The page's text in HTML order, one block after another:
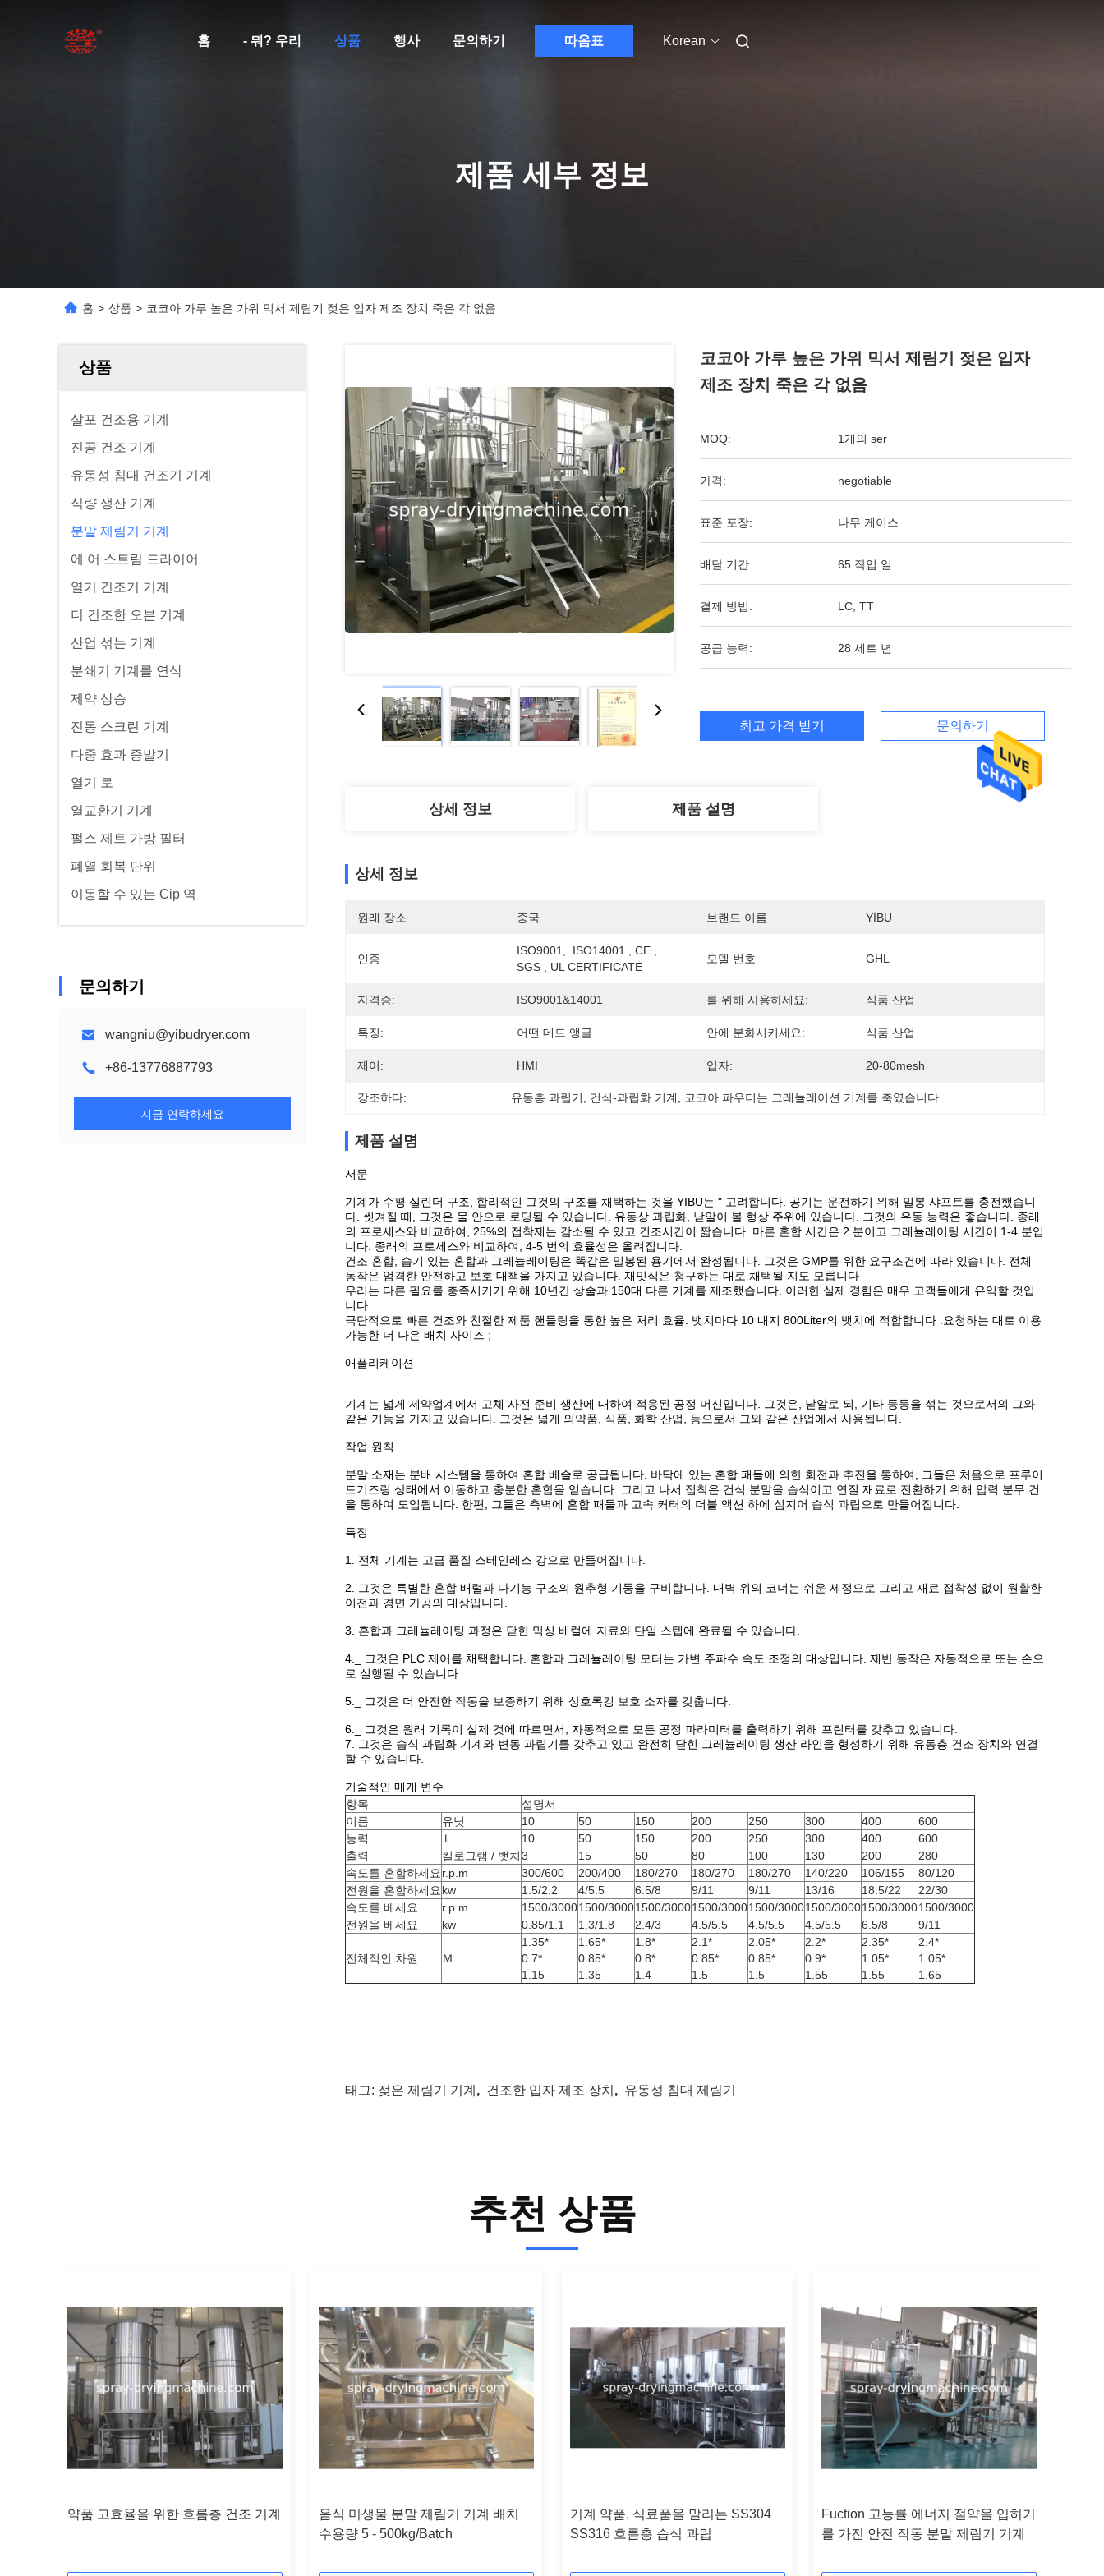
홈 - 뭐? 우리 상품 행사 문의하기 따옴표 Korean
제품 세부 정보
홈 > 상품 > 코코아 가루 높은 가위 믹서 제림기 젖은 입자 제조 장치 죽은 각 없음
상품
살포 건조용 기계
진공 건조 기계
유동성 침대 건조기 기계
식량 생산 기계
분말 제림기 기계
에 어 스트림 드라이어
열기 건조기 기계
더 건조한 오븐 기계
산업 섞는 기계
분쇄기 기계를 연삭
제약 상승
진동 스크린 기계
다중 효과 증발기
열기 로
열교환기 기계
펄스 제트 가방 필터
폐열 회복 단위
이동할 수 있는 Cip 역
문의하기
wangniu@yibudryer.com
+86-13776887793
지금 연락하세요
코코아 가루 높은 가위 믹서 제림기 젖은 입자
제조 장치 죽은 각 없음
MOQ: 1개의 ser
가격: negotiable
표준 포장: 나무 케이스
배달 기간: 65 작업 일
결제 방법: LC, TT
공급 능력: 28 세트 년
최고 가격 받기 문의하기
상세 정보 제품 설명
상세 정보
원래 장소 중국 브랜드 이름 YIBU
인증
ISO9001,  ISO14001 , CE ,
SGS , UL CERTIFICATE
모델 번호 GHL
자격증: ISO9001&14001 를 위해 사용하세요: 식품 산업
특징: 어떤 데드 앵글 안에 분화시키세요: 식품 산업
제어: HMI 입자: 20-80mesh
강조하다: 유동층 과립기 건식-과립화 기계 코코아 파우더는 그레뉼레이션 기계를 축였습니다
제품 설명
서문
기계가 수평 실린더 구조, 합리적인 그것의 구조를 채택하는 것을 YIBU는 " 고려합니다. 공기는 운전하기 위해 밀봉 샤프트를 충전했습니
다. 씻겨질 때, 그것은 물 안으로 로딩될 수 있습니다. 유동상 과립화, 낟알이 볼 형상 주위에 있습니다. 그것의 유동 능력은 좋습니다. 종래
의 프로세스와 비교하여, 25%의 접착제는 감소될 수 있고 건조시간이 짧습니다. 마른 혼합 시간은 2 분이고 그레뉼레이팅 시간이 1-4 분입
니다. 종래의 프로세스와 비교하여, 4-5 번의 효율성은 올려집니다.
건조 혼합, 습기 있는 혼합과 그레뉼레이팅은 똑같은 밀봉된 용기에서 완성됩니다. 그것은 GMP를 위한 요구조건에 따라 있습니다. 전체
동작은 엄격한 안전하고 보호 대책을 가지고 있습니다. 재밋식은 청구하는 대로 채택될 지도 모릅니다
우리는 다른 필요를 충족시키기 위해 10년간 상술과 150대 다른 기계를 제조했습니다. 이러한 실제 경험은 매우 고객들에게 유익할 것입
니다.
극단적으로 빠른 건조와 친절한 제품 핸들링을 통한 높은 처리 효율. 뱃치마다 10 내지 800Liter의 뱃치에 적합합니다 .요청하는 대로 이용
가능한 더 나은 배치 사이즈 ;
애플리케이션
기계는 넓게 제약업계에서 고체 사전 준비 생산에 대하여 적용된 공정 머신입니다. 그것은, 낟알로 되, 기타 등등을 섞는 것으로서의 그와
같은 기능을 가지고 있습니다. 그것은 넓게 의약품, 식품, 화학 산업, 등으로서 그와 같은 산업에서 사용됩니다.
작업 원칙
분말 소재는 분배 시스템을 통하여 혼합 베슬로 공급됩니다. 바닥에 있는 혼합 패들에 의한 회전과 추진을 통하여, 그들은 처음으로 프루이
드기즈링 상태에서 이동하고 충분한 혼합을 얻습니다. 그리고 나서 접착은 건식 분말을 습식이고 연질 재료로 전환하기 위해 압력 분무 건
을 통하여 도입됩니다. 한편, 그들은 측벽에 혼합 패들과 고속 커터의 더블 액션 하에 심지어 습식 과립으로 만들어집니다.
특징
1. 전체 기계는 고급 품질 스테인레스 강으로 만들어집니다.
2. 그것은 특별한 혼합 배럴과 다기능 구조의 원추형 기둥을 구비합니다. 내벽 위의 코너는 쉬운 세정으로 그리고 재료 접착성 없이 원활한
이전과 경면 가공의 대상입니다.
3. 혼합과 그레뉼레이팅 과정은 닫힌 믹싱 배럴에 자료와 단일 스텝에 완료될 수 있습니다.
4._ 그것은 PLC 제어를 채택합니다. 혼합과 그레뉼레이팅 모터는 가변 주파수 속도 조정의 대상입니다. 제반 동작은 자동적으로 또는 손으
로 실행될 수 있습니다.
5._ 그것은 더 안전한 작동을 보증하기 위해 상호록킹 보호 소자를 갖춥니다.
6._ 그것은 원래 기록이 실제 것에 따르면서, 자동적으로 모든 공정 파라미터를 출력하기 위해 프린터를 갖추고 있습니다.
7. 그것은 습식 과립화 기계와 변동 과립기를 갖추고 있고 완전히 닫힌 그레뉼레이팅 생산 라인을 형성하기 위해 유동층 건조 장치와 연결
할 수 있습니다.
기술적인 매개 변수
항목
설명서
이름
유닛 10 50 150 200 250 300 400
600
능력
Ｌ 10 50 150 200 250 300 400
600
출력
킬로그램 / 뱃치3 15 50 80 100 130 200
280
속도를 혼합하세요 r.p.m 300/600 200/400 180/270 180/270 180/270 140/220 106/155
80/120
전원을 혼합하세요 kw 1.5/2.2 4/5.5 6.5/8 9/11 9/11 13/16 18.5/22
22/30
속도를 베세요
r.p.m 1500/30001500/30001500/30001500/30001500/30001500/30001500/30001500/3000
전원을 베세요
kw 0.85/1.1 1.3/1.8 2.4/3 4.5/5.5 4.5/5.5 4.5/5.5 6.5/8 9/11
전체적인 차원 Ｍ
1.35*
0.7*
1.15
1.65*
0.85*
1.35
1.8*
0.8*
1.4
2.1*
0.85*
1.5
2.05*
0.85*
1.5
2.2*
0.9*
1.55
2.35*
1.05*
1.55
2.4*
1.05*
1.65
태그: 젖은 제림기 기계 , 건조한 입자 제조 장치 , 유동성 침대 제림기
추천 상품
약품 고효율을 위한 흐름층 건조 기계
음식 미생물 분말 제림기 기계 배치
수용량 5 - 500kg/Batch
기계 약품, 식료품을 말리는 SS304
SS316 흐름층 습식 과립
Fuction 고능률 에너지 절약을 입히기
를 가진 안전 작동 분말 제림기 기계